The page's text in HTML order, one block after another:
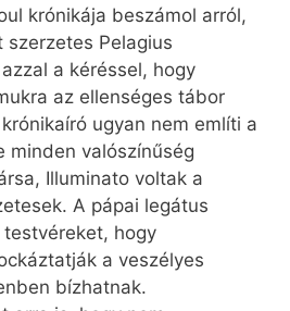
krónikája beszámol arról,
Pelagius
a kéréssel, hogy
az ellenséges tábor
ugyan nem említi a
minden valószínűség
Illuminato voltak a
A pápai legátus
hogy
a veszélyes
bízhatnak.